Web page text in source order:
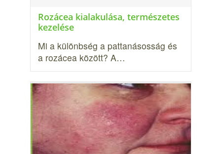
Rozácea kialakulása, természetes
kezelése
Mi a különbség a pattanásosság és
a rozácea között? A…